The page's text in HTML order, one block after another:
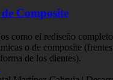
Composite
como el rediseño
o de composite
de los dientes).